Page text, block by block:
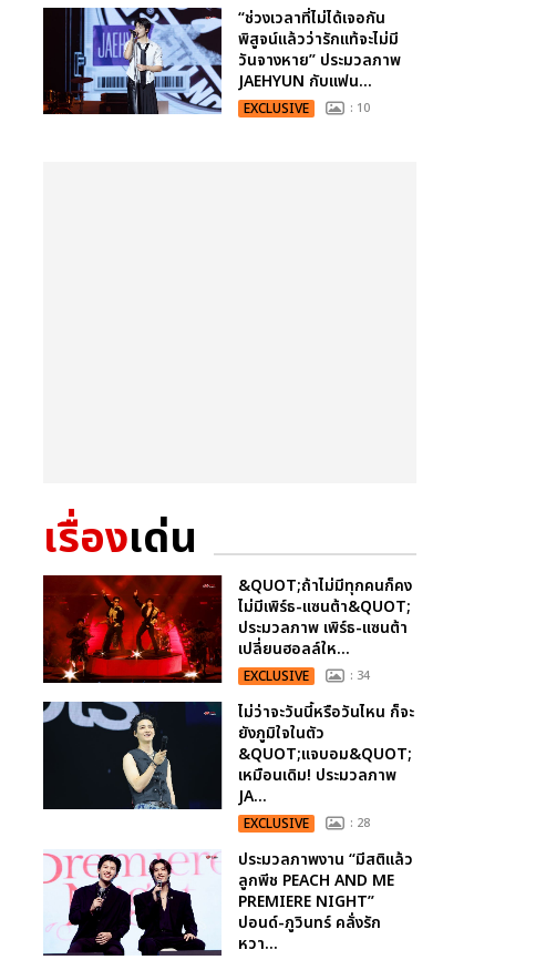
“ช่วงเวลาที่ไม่ได้เจอกัน
พิสูจน์แล้วว่ารักแท้จะไม่มี
วันจางหาย” ประมวลภาพ
JAEHYUN กับแฟน...
EXCLUSIVE : 10
เรื่องเด่น
&QUOT;ถ้าไม่มีทุกคนก็คง
ไม่มีเพิร์ธ-แซนต้า&QUOT;
ประมวลภาพ เพิร์ธ-แซนต้า
เปลี่ยนฮอลล์ให...
EXCLUSIVE : 34
ไม่ว่าจะวันนี้หรือวันไหน ก็จะ
ยังภูมิใจในตัว
&QUOT;แจบอม&QUOT;
เหมือนเดิม! ประมวลภาพ
JA...
EXCLUSIVE : 28
ประมวลภาพงาน “มีสติแล้ว
ลูกพีช PEACH AND ME
PREMIERE NIGHT”
ปอนด์-ภูวินทร์ คลั่งรัก
หวา...